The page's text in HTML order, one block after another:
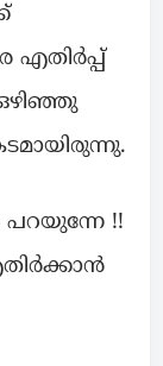
എതിർപ്പ്
പറയുന്നേ !!